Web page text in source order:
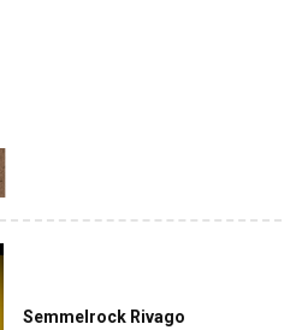
Semmelrock Rivago